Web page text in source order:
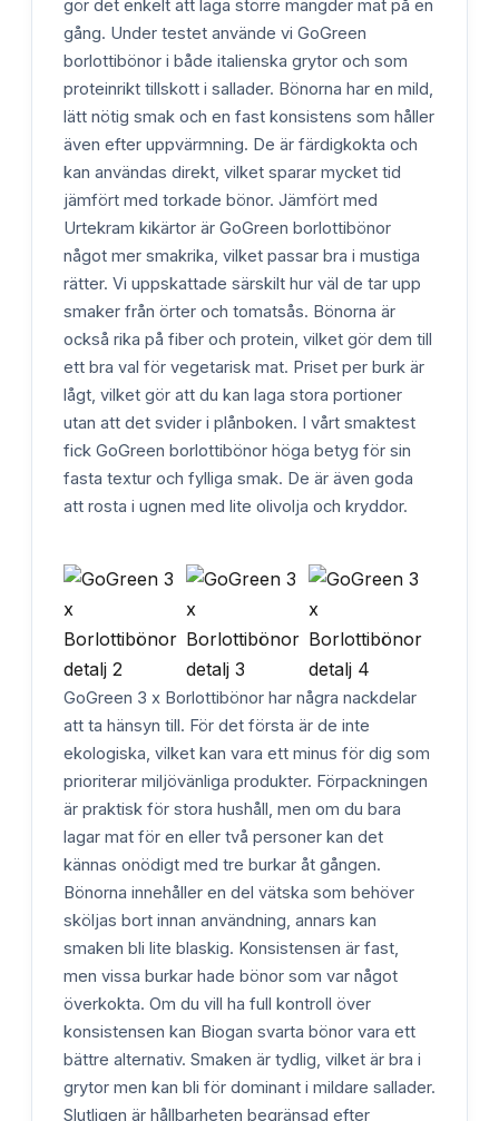
gör det enkelt att laga större mängder mat på en
gång. Under testet använde vi GoGreen
borlottibönor i både italienska grytor och som
proteinrikt tillskott i sallader. Bönorna har en mild,
lätt nötig smak och en fast konsistens som håller
även efter uppvärmning. De är färdigkokta och
kan användas direkt, vilket sparar mycket tid
jämfört med torkade bönor. Jämfört med
Urtekram kikärtor är GoGreen borlottibönor
något mer smakrika, vilket passar bra i mustiga
rätter. Vi uppskattade särskilt hur väl de tar upp
smaker från örter och tomatsås. Bönorna är
också rika på fiber och protein, vilket gör dem till
ett bra val för vegetarisk mat. Priset per burk är
lågt, vilket gör att du kan laga stora portioner
utan att det svider i plånboken. I vårt smaktest
fick GoGreen borlottibönor höga betyg för sin
fasta textur och fylliga smak. De är även goda
att rosta i ugnen med lite olivolja och kryddor.
GoGreen 3 x Borlottibönor har några nackdelar
att ta hänsyn till. För det första är de inte
ekologiska, vilket kan vara ett minus för dig som
prioriterar miljövänliga produkter. Förpackningen
är praktisk för stora hushåll, men om du bara
lagar mat för en eller två personer kan det
kännas onödigt med tre burkar åt gången.
Bönorna innehåller en del vätska som behöver
sköljas bort innan användning, annars kan
smaken bli lite blaskig. Konsistensen är fast,
men vissa burkar hade bönor som var något
överkokta. Om du vill ha full kontroll över
konsistensen kan Biogan svarta bönor vara ett
bättre alternativ. Smaken är tydlig, vilket är bra i
grytor men kan bli för dominant i mildare sallader.
Slutligen är hållbarheten begränsad efter